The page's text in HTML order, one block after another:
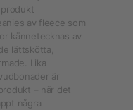
av fleece som
kännetecknas av
lättskötta,
Lika
är
– när det
några